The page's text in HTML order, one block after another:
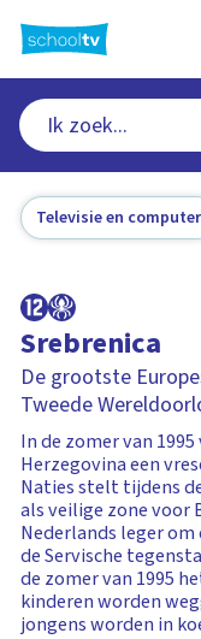
naar
hoofdinhoud
Televisie en computer
Srebrenica
De grootste
Tweede
In de zomer van
Herzegovina een
Naties stelt tijdens
als veilige zone voor
Nederlands leger
de Servische
de zomer van 1995
kinderen worden
jongens worden in